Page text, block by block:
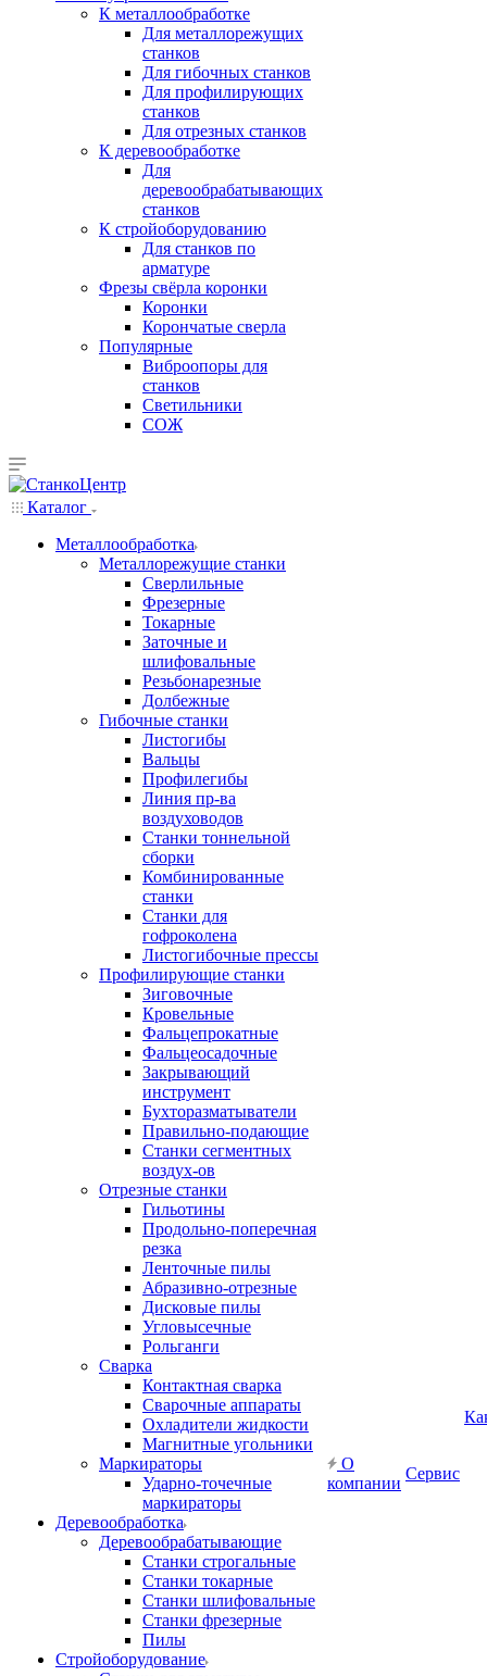
К металлообработке
Для металлорежущих
станков
Для гибочных станков
Для профилирующих
станков
Для отрезных станков
К деревообработке
Для
деревообрабатывающих
станков
К стройоборудованию
Для станков по
арматуре
Фрезы свёрла коронки
Коронки
Корончатые сверла
Популярные
Виброопоры для
станков
Светильники
СОЖ
Каталог
Металлообработка
Металлорежущие станки
Сверлильные
Фрезерные
Токарные
Заточные и
шлифовальные
Резьбонарезные
Долбежные
Гибочные станки
Листогибы
Вальцы
Профилегибы
Линия пр-ва
воздуховодов
Станки тоннельной
сборки
Комбинированные
станки
Станки для
гофроколена
Листогибочные прессы
Профилирующие станки
Зиговочные
Кровельные
Фальцепрокатные
Фальцеосадочные
Закрывающий
инструмент
Бухторазматыватели
Правильно-подающие
Станки сегментных
воздух-ов
Отрезные станки
Гильотины
Продольно-поперечная
резка
Ленточные пилы
Абразивно-отрезные
Дисковые пилы
Угловысечные
Рольганги
Сварка
Контактная сварка
Сварочные аппараты
Охладители жидкости
Магнитные угольники
Маркираторы
Ударно-точечные
маркираторы
Деревообработка
Деревообрабатывающие
Станки строгальные
Станки токарные
Станки шлифовальные
Станки фрезерные
Пилы
Стройоборудование
О
компании
Сервис